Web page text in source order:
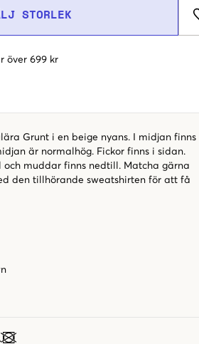
STORLEK
över 699 kr
Grunt i en beige nyans. I midjan finns
är normalhög. Fickor finns i sidan.
och muddar finns nedtill. Matcha gärna
den tillhörande sweatshirten för att få